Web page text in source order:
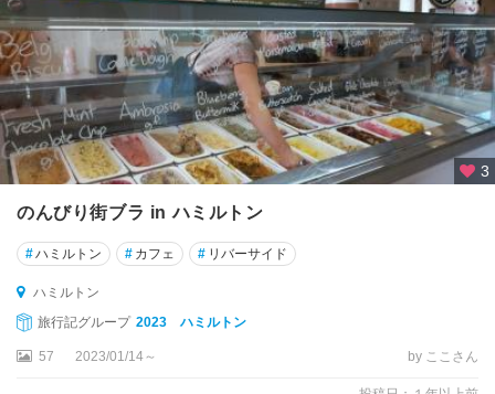
ラ
キ
/
マ
ウ
ン
ト
ク
ク
国
立
公
園
周
辺
3
のんびり街ブラ in ハミルトン
#ハミルトン # カフェ # リバーサイド
ハミルトン
旅行記グループ 2023 ハミルトン
57 2023/01/14～ by ここさん